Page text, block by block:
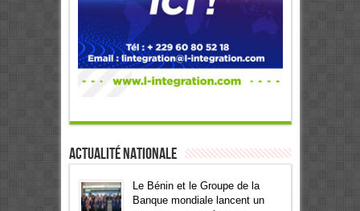
Actualité Nationale
Le Bénin et le Groupe de la
Banque mondiale lancent un